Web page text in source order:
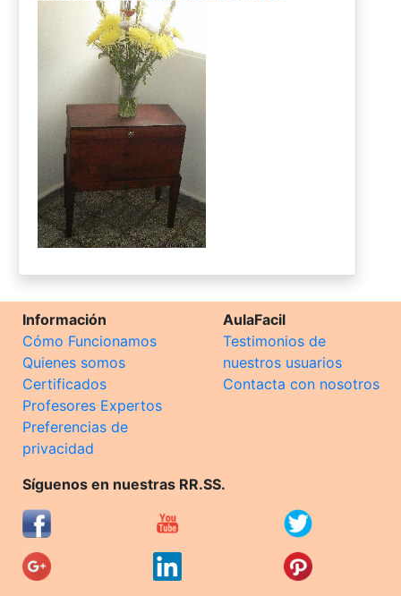
Información
Cómo Funcionamos
Quienes somos
Certificados
Profesores Expertos
Preferencias de
privacidad
AulaFacil
Testimonios de
nuestros usuarios
Contacta con nosotros
Síguenos en nuestras RR.SS.